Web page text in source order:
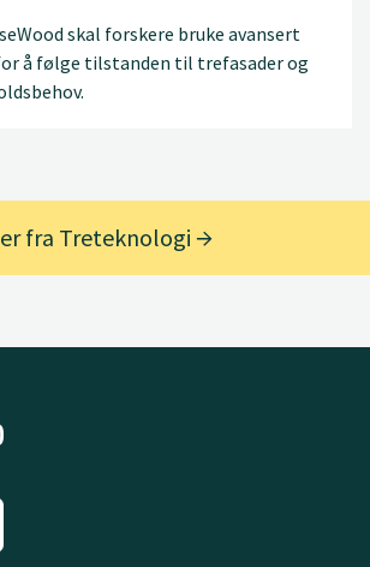
skal forskere bruke avansert
å følge tilstanden til trefasader og
fra Treteknologi